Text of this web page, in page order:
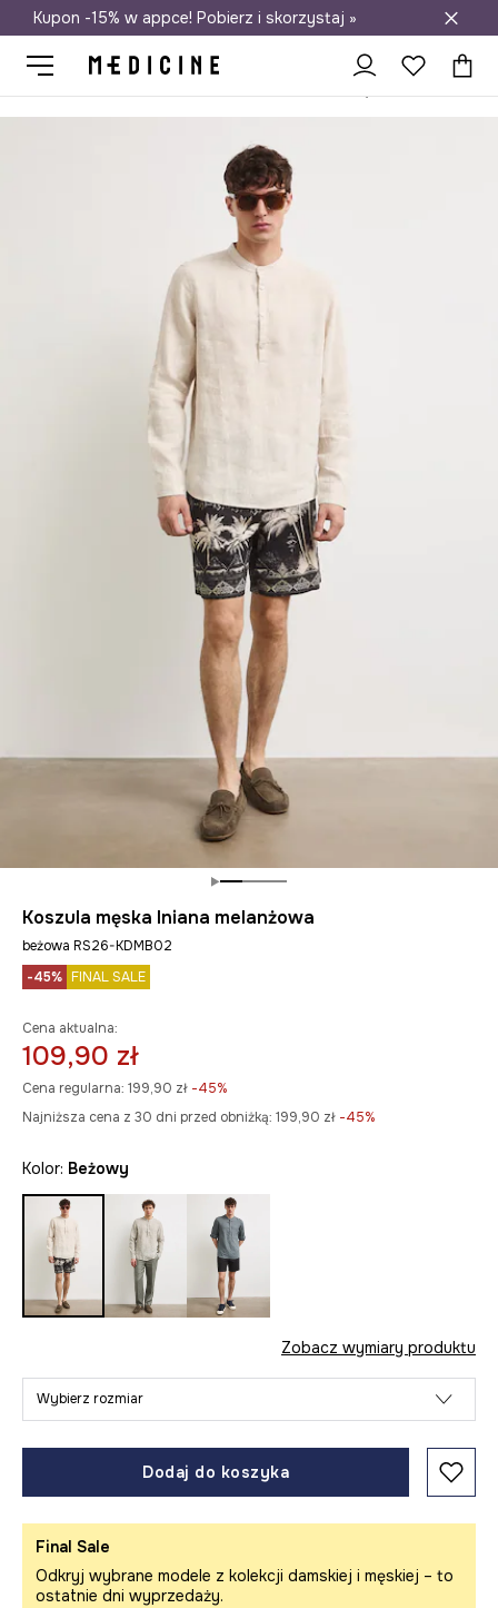
Darmowa dostawa do salonów
Kupon -15% w appce! Pobierz i skorzystaj »
Koszula męska lniana melanżowa
beżowa RS26-KDMB02
-45% FINAL SALE
Cena aktualna:
109,90 zł
Cena regularna: 199,90 zł -45%
Najniższa cena z 30 dni przed obniżką: 199,90 zł -45%
Kolor: beżowy
Zobacz wymiary produktu
Wybierz rozmiar
Dodaj do koszyka
Final Sale
Odkryj wybrane modele z kolekcji damskiej i męskiej – to
ostatnie dni wyprzedaży.